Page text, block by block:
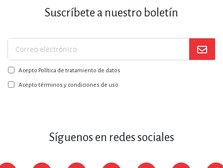
Suscríbete a nuestro boletín
Suscríbase
a
nuestro
boletín:
Acepto Política de tratamiento de datos
Acepto términos y condiciones de uso
Síguenos en redes sociales